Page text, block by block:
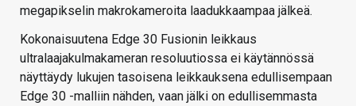
megapikselin makrokameroita laadukkaampaa jälkeä.
Kokonaisuutena Edge 30 Fusionin leikkaus
ultralaajakulmakameran resoluutiossa ei käytännössä
näyttäydy lukujen tasoisena leikkauksena edullisempaan
Edge 30 -malliin nähden, vaan jälki on edullisemmasta